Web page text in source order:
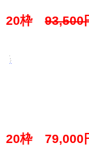
20枠 93,500
20枠 79,000